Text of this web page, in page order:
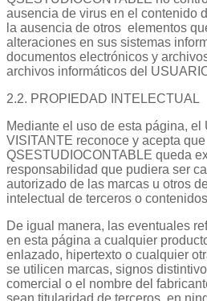
ausencia de virus en el contenido
la ausencia de otros elementos
alteraciones en sus sistemas
documentos electrónicos y
archivos informáticos del
2.2. PROPIEDAD INTELECTUAL
Mediante el uso de esta página, el
VISITANTE reconoce y acepta que
QSESTUDIOCONTABLE queda
responsabilidad que pudiera ser
autorizado de las marcas u otros
intelectual de terceros o
De igual manera, las eventuales
en esta página a cualquier
enlazado, hipertexto o cualquier
se utilicen marcas, signos
comercial o el nombre del
sean titularidad de terceros, en